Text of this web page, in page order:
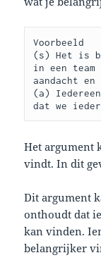
Voorbeeld
(s) Het is
in een
aandacht
(a)
dat we
Het argument
vindt. In dit
Dit argument
onthoudt dat
kan vinden.
belangrijker